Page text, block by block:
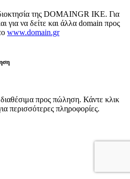
της DOMAINGR ΙΚΕ. Για
για να δείτε και άλλα domain προς
www.domain.gr
προς πώληση. Κάντε κλικ
περισσότερες πληροφορίες.